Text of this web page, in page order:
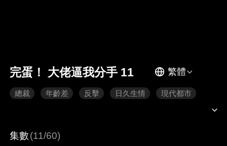
完蛋！ 大佬逼我分手 11 繁體
總裁 年齡差 反擊 日久生情 現代都市
集數(11/60)